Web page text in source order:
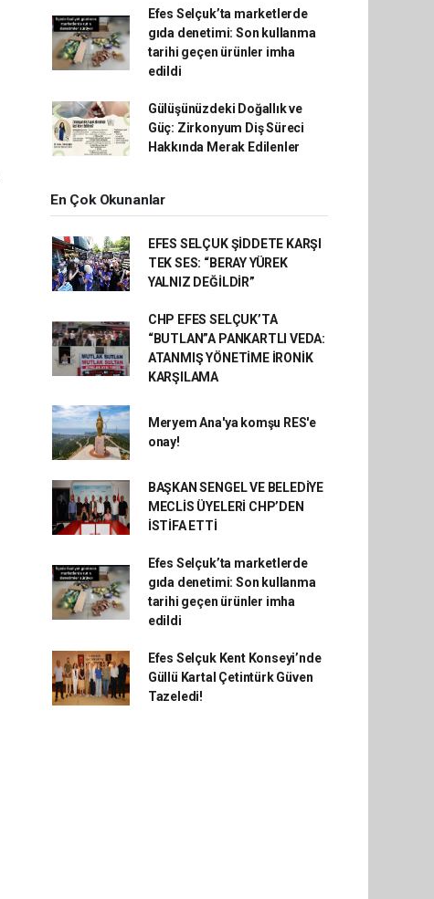
Efes Selçuk’ta marketlerde
gıda denetimi: Son kullanma
tarihi geçen ürünler imha
edildi
Gülüşünüzdeki Doğallık ve
Güç: Zirkonyum Diş Süreci
Hakkında Merak Edilenler
En Çok Okunanlar
EFES SELÇUK ŞİDDETE KARŞI
TEK SES: “BERAY YÜREK
YALNIZ DEĞİLDİR”
CHP EFES SELÇUK’TA
“BUTLAN”A PANKARTLI VEDA:
ATANMIŞ YÖNETİME İRONİK
KARŞILAMA
Meryem Ana'ya komşu RES'e
onay!
BAŞKAN SENGEL VE BELEDİYE
MECLİS ÜYELERİ CHP’DEN
İSTİFA ETTİ
Efes Selçuk’ta marketlerde
gıda denetimi: Son kullanma
tarihi geçen ürünler imha
edildi
Efes Selçuk Kent Konseyi’nde
Güllü Kartal Çetintürk Güven
Tazeledi!